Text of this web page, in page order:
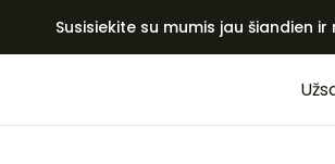
Susisiekite su mumis jau šiandien